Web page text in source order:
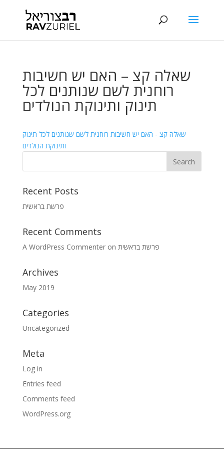
שאלה קצ – האם יש חשיבות
רוחנית לשם שנותנים לכל
תינוק ותינוקת הנולדים
שאלה קצ - האם יש חשיבות רוחנית לשם שנותנים לכל תינוק
ותינוקת הנולדים
Recent Posts
פרשת בראשית
Recent Comments
A WordPress Commenteron פרשת בראשית
Archives
May 2019
Categories
Uncategorized
Meta
Log in
Entries feed
Comments feed
WordPress.org